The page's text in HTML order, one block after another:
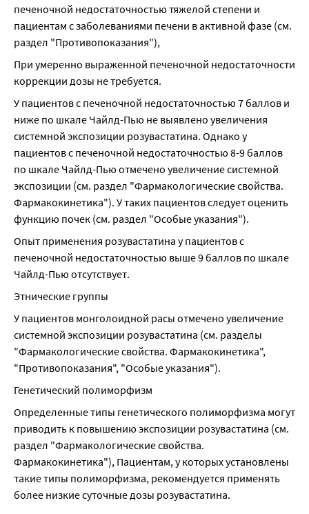
печеночной недостаточностью тяжелой степени и
пациентам с заболеваниями печени в активной фазе (см.
раздел "Противопоказания"),
При умеренно выраженной печеночной недостаточности
коррекции дозы не требуется.
У пациентов с печеночной недостаточностью 7 баллов и
ниже по шкале Чайлд-Пью не выявлено увеличения
системной экспозиции розувастатина. Однако у
пациентов с печеночной недостаточностью 8-9 баллов
по шкале Чайлд-Пью отмечено увеличение системной
экспозиции (см. раздел "Фармакологические свойства.
Фармакокинетика"). У таких пациентов следует оценить
функцию почек (см. раздел "Особые указания").
Опыт применения розувастатина у пациентов с
печеночной недостаточностью выше 9 баллов по шкале
Чайлд-Пью отсутствует.
Этнические группы
У пациентов монголоидной расы отмечено увеличение
системной экспозиции розувастатина (см. разделы
"Фармакологические свойства. Фармакокинетика",
"Противопоказания", "Особые указания").
Генетический полиморфизм
Определенные типы генетического полиморфизма могут
приводить к повышению экспозиции розувастатина (см.
раздел "Фармакологические свойства.
Фармакокинетика"), Пациентам, у которых установлены
такие типы полиморфизма, рекомендуется применять
более низкие суточные дозы розувастатина.